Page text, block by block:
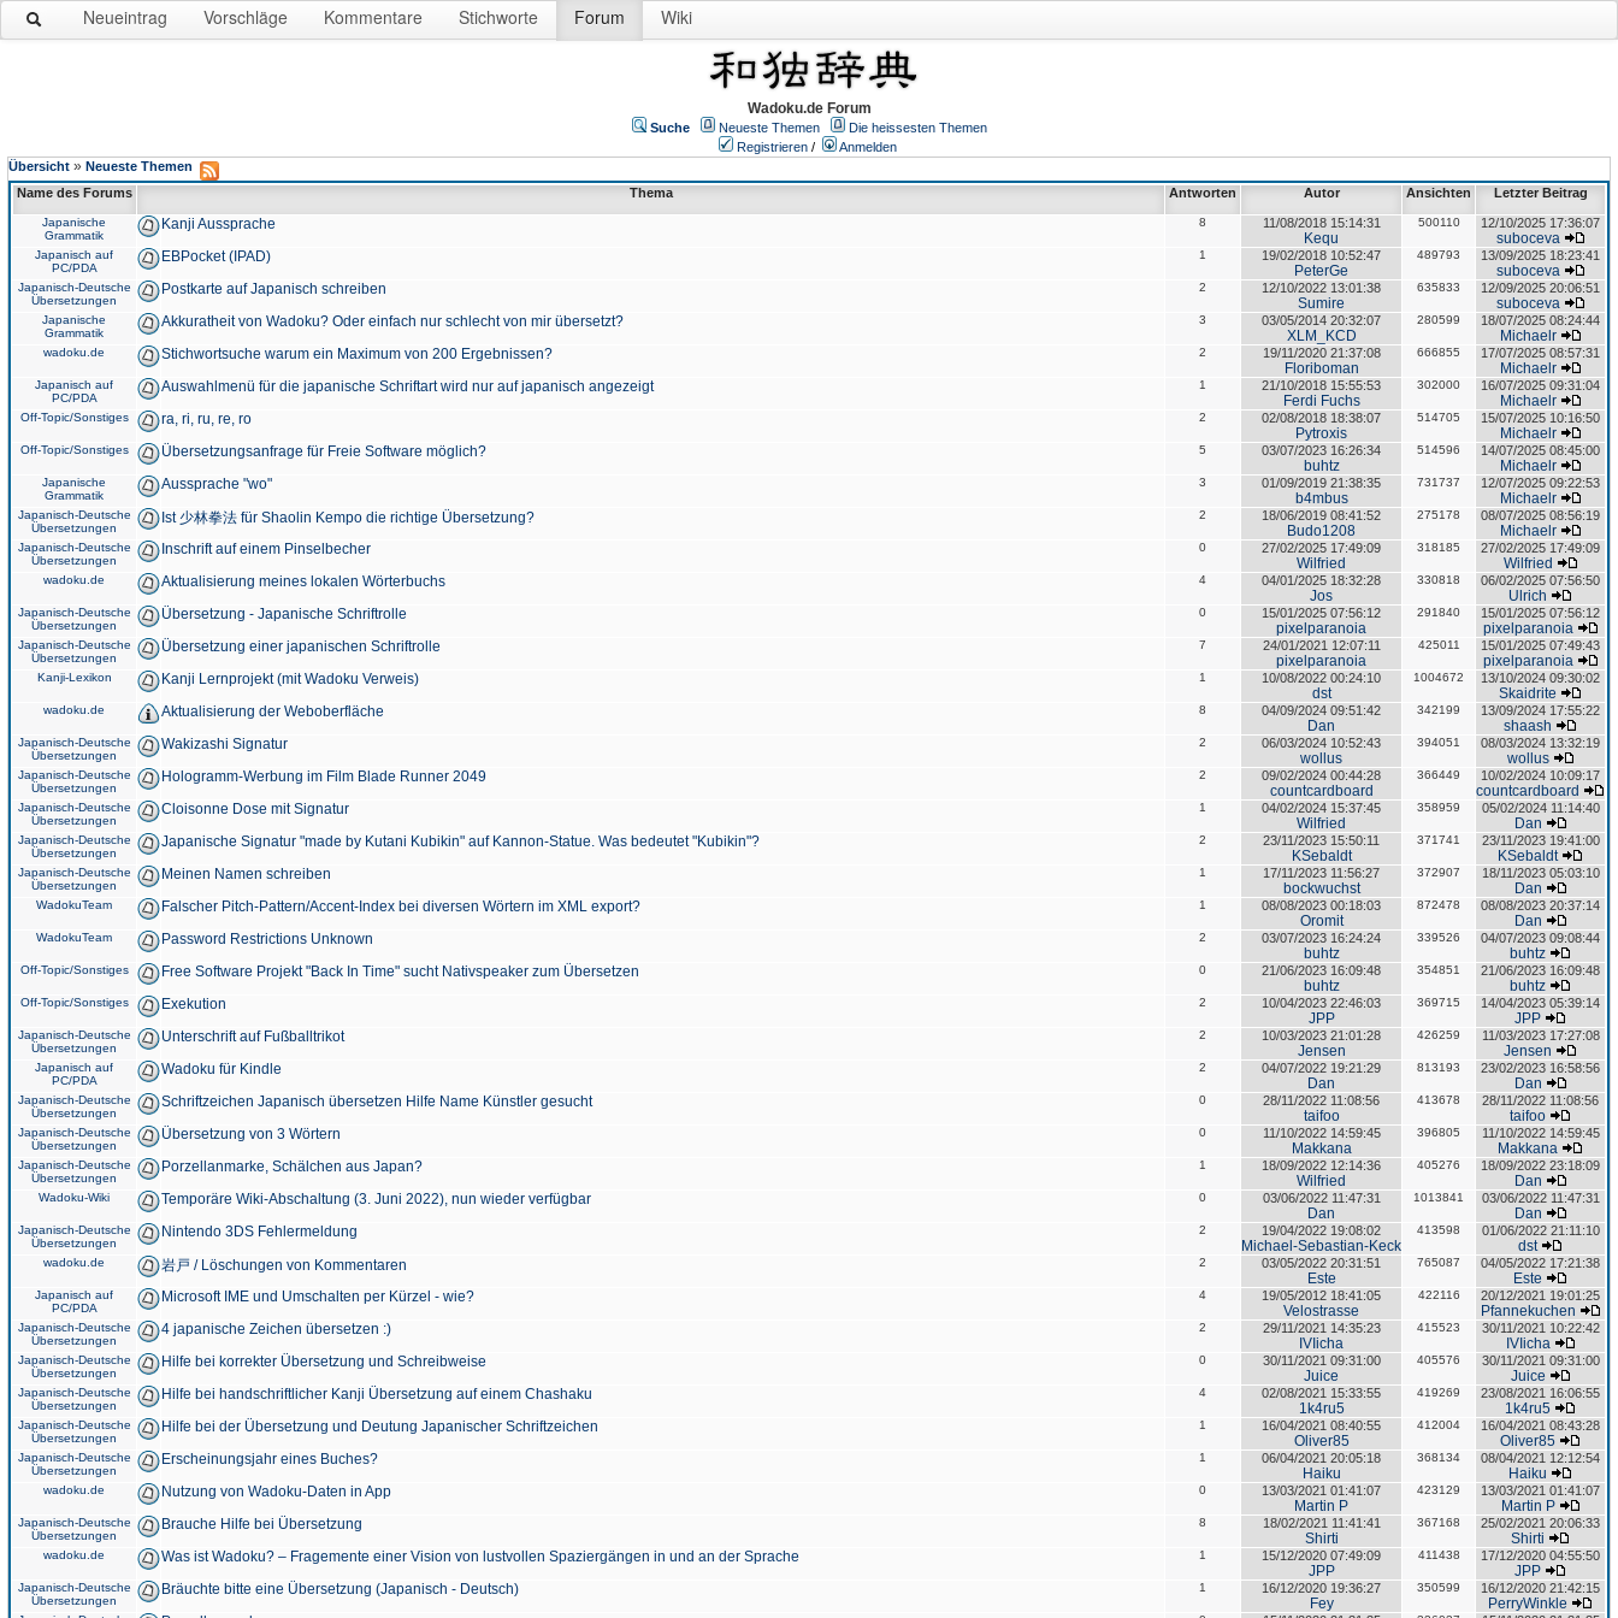
Neueintrag Vorschläge Kommentare Stichworte Forum Wiki
Wadoku.de Forum
Suche Neueste Themen
Die heissesten Themen
Registrieren /
Anmelden
Übersicht » Neueste Themen
Name des Forums
Thema Antworten Autor Ansichten Letzter Beitrag
Japanische
Grammatik
Kanji Aussprache 8 11/08/2018 15:14:31
Kequ
500110 12/10/2025 17:36:07
suboceva
Japanisch auf
PC/PDA
EBPocket (IPAD) 1 19/02/2018 10:52:47
PeterGe
489793 13/09/2025 18:23:41
suboceva
Japanisch-Deutsche
Übersetzungen
Postkarte auf Japanisch schreiben 2 12/10/2022 13:01:38
Sumire
635833 12/09/2025 20:06:51
suboceva
Japanische
Grammatik
Akkuratheit von Wadoku? Oder einfach nur schlecht von mir übersetzt? 3 03/05/2014 20:32:07
XLM_KCD
280599 18/07/2025 08:24:44
Michaelr
wadoku.de Stichwortsuche warum ein Maximum von 200 Ergebnissen? 2 19/11/2020 21:37:08
Floriboman
666855 17/07/2025 08:57:31
Michaelr
Japanisch auf
PC/PDA
Auswahlmenü für die japanische Schriftart wird nur auf japanisch angezeigt 1 21/10/2018 15:55:53
Ferdi Fuchs
302000 16/07/2025 09:31:04
Michaelr
Off-Topic/Sonstiges ra, ri, ru, re, ro 2 02/08/2018 18:38:07
Pytroxis
514705 15/07/2025 10:16:50
Michaelr
Off-Topic/Sonstiges Übersetzungsanfrage für Freie Software möglich? 5 03/07/2023 16:26:34
buhtz
514596 14/07/2025 08:45:00
Michaelr
Japanische
Grammatik
Aussprache "wo" 3 01/09/2019 21:38:35
b4mbus
731737 12/07/2025 09:22:53
Michaelr
Japanisch-Deutsche
Übersetzungen
Ist 少林拳法 für Shaolin Kempo die richtige Übersetzung? 2 18/06/2019 08:41:52
Budo1208
275178 08/07/2025 08:56:19
Michaelr
Japanisch-Deutsche
Übersetzungen
Inschrift auf einem Pinselbecher 0 27/02/2025 17:49:09
Wilfried
318185 27/02/2025 17:49:09
Wilfried
wadoku.de Aktualisierung meines lokalen Wörterbuchs 4 04/01/2025 18:32:28
Jos
330818 06/02/2025 07:56:50
Ulrich
Japanisch-Deutsche
Übersetzungen
Übersetzung - Japanische Schriftrolle 0 15/01/2025 07:56:12
pixelparanoia
291840 15/01/2025 07:56:12
pixelparanoia
Japanisch-Deutsche
Übersetzungen
Übersetzung einer japanischen Schriftrolle 7 24/01/2021 12:07:11
pixelparanoia
425011 15/01/2025 07:49:43
pixelparanoia
Kanji-Lexikon Kanji Lernprojekt (mit Wadoku Verweis) 1 10/08/2022 00:24:10
dst
1004672 13/10/2024 09:30:02
Skaidrite
wadoku.de Aktualisierung der Weboberfläche 8 04/09/2024 09:51:42
Dan
342199 13/09/2024 17:55:22
shaash
Japanisch-Deutsche
Übersetzungen
Wakizashi Signatur 2 06/03/2024 10:52:43
wollus
394051 08/03/2024 13:32:19
wollus
Japanisch-Deutsche
Übersetzungen
Hologramm-Werbung im Film Blade Runner 2049 2 09/02/2024 00:44:28
countcardboard
366449 10/02/2024 10:09:17
countcardboard
Japanisch-Deutsche
Übersetzungen
Cloisonne Dose mit Signatur 1 04/02/2024 15:37:45
Wilfried
358959 05/02/2024 11:14:40
Dan
Japanisch-Deutsche
Übersetzungen
Japanische Signatur "made by Kutani Kubikin" auf Kannon-Statue. Was bedeutet "Kubikin"? 2 23/11/2023 15:50:11
KSebaldt
371741 23/11/2023 19:41:00
KSebaldt
Japanisch-Deutsche
Übersetzungen
Meinen Namen schreiben 1 17/11/2023 11:56:27
bockwuchst
372907 18/11/2023 05:03:10
Dan
WadokuTeam Falscher Pitch-Pattern/Accent-Index bei diversen Wörtern im XML export? 1 08/08/2023 00:18:03
Oromit
872478 08/08/2023 20:37:14
Dan
WadokuTeam Password Restrictions Unknown 2 03/07/2023 16:24:24
buhtz
339526 04/07/2023 09:08:44
buhtz
Off-Topic/Sonstiges Free Software Projekt "Back In Time" sucht Nativspeaker zum Übersetzen 0 21/06/2023 16:09:48
buhtz
354851 21/06/2023 16:09:48
buhtz
Off-Topic/Sonstiges Exekution 2 10/04/2023 22:46:03
JPP
369715 14/04/2023 05:39:14
JPP
Japanisch-Deutsche
Übersetzungen
Unterschrift auf Fußballtrikot 2 10/03/2023 21:01:28
Jensen
426259 11/03/2023 17:27:08
Jensen
Japanisch auf
PC/PDA
Wadoku für Kindle 2 04/07/2022 19:21:29
Dan
813193 23/02/2023 16:58:56
Dan
Japanisch-Deutsche
Übersetzungen
Schriftzeichen Japanisch übersetzen Hilfe Name Künstler gesucht 0 28/11/2022 11:08:56
taifoo
413678 28/11/2022 11:08:56
taifoo
Japanisch-Deutsche
Übersetzungen
Übersetzung von 3 Wörtern 0 11/10/2022 14:59:45
Makkana
396805 11/10/2022 14:59:45
Makkana
Japanisch-Deutsche
Übersetzungen
Porzellanmarke, Schälchen aus Japan? 1 18/09/2022 12:14:36
Wilfried
405276 18/09/2022 23:18:09
Dan
Wadoku-Wiki Temporäre Wiki-Abschaltung (3. Juni 2022), nun wieder verfügbar 0 03/06/2022 11:47:31
Dan
1013841 03/06/2022 11:47:31
Dan
Japanisch-Deutsche
Übersetzungen
Nintendo 3DS Fehlermeldung 2 19/04/2022 19:08:02
Michael-Sebastian-Keck
413598 01/06/2022 21:11:10
dst
wadoku.de 岩戸 / Löschungen von Kommentaren 2 03/05/2022 20:31:51
Este
765087 04/05/2022 17:21:38
Este
Japanisch auf
PC/PDA
Microsoft IME und Umschalten per Kürzel - wie? 4 19/05/2012 18:41:05
Velostrasse
422116 20/12/2021 19:01:25
Pfannekuchen
Japanisch-Deutsche
Übersetzungen
4 japanische Zeichen übersetzen :) 2 29/11/2021 14:35:23
IVIicha
415523 30/11/2021 10:22:42
IVIicha
Japanisch-Deutsche
Übersetzungen
Hilfe bei korrekter Übersetzung und Schreibweise 0 30/11/2021 09:31:00
Juice
405576 30/11/2021 09:31:00
Juice
Japanisch-Deutsche
Übersetzungen
Hilfe bei handschriftlicher Kanji Übersetzung auf einem Chashaku 4 02/08/2021 15:33:55
1k4ru5
419269 23/08/2021 16:06:55
1k4ru5
Japanisch-Deutsche
Übersetzungen
Hilfe bei der Übersetzung und Deutung Japanischer Schriftzeichen 1 16/04/2021 08:40:55
Oliver85
412004 16/04/2021 08:43:28
Oliver85
Japanisch-Deutsche
Übersetzungen
Erscheinungsjahr eines Buches? 1 06/04/2021 20:05:18
Haiku
368134 08/04/2021 12:12:54
Haiku
wadoku.de Nutzung von Wadoku-Daten in App 0 13/03/2021 01:41:07
Martin P
423129 13/03/2021 01:41:07
Martin P
Japanisch-Deutsche
Übersetzungen
Brauche Hilfe bei Übersetzung 8 18/02/2021 11:41:41
Shirti
367168 25/02/2021 20:06:33
Shirti
wadoku.de Was ist Wadoku? – Fragemente einer Vision von lustvollen Spaziergängen in und an der Sprache 1 15/12/2020 07:49:09
JPP
411438 17/12/2020 04:55:50
JPP
Japanisch-Deutsche
Übersetzungen
Bräuchte bitte eine Übersetzung (Japanisch - Deutsch) 1 16/12/2020 19:36:27
Fey
350599 16/12/2020 21:42:15
PerryWinkle